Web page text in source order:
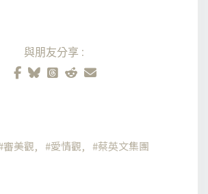
與朋友分享:
審美觀 愛情觀 蔡英文集團